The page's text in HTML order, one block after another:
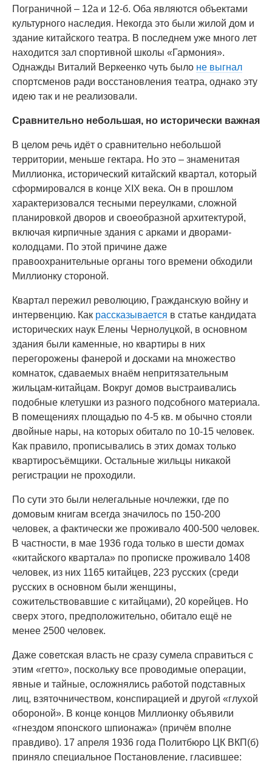
Пограничной – 12а и 12-б. Оба являются объектами
культурного наследия. Некогда это были жилой дом и
здание китайского театра. В последнем уже много лет
находится зал спортивной школы «Гармония».
Однажды Виталий Веркеенко чуть было не выгнал
спортсменов ради восстановления театра, однако эту
идею так и не реализовали.
Сравнительно небольшая, но исторически важная
В целом речь идёт о сравнительно небольшой
территории, меньше гектара. Но это – знаменитая
Миллионка, исторический китайский квартал, который
сформировался в конце XIX века. Он в прошлом
характеризовался тесными переулками, сложной
планировкой дворов и своеобразной архитектурой,
включая кирпичные здания с арками и дворами-
колодцами. По этой причине даже
правоохранительные органы того времени обходили
Миллионку стороной.
Квартал пережил революцию, Гражданскую войну и
интервенцию. Как рассказывается в статье кандидата
исторических наук Елены Чернолуцкой, в основном
здания были каменные, но квартиры в них
перегорожены фанерой и досками на множество
комнаток, сдаваемых внаём непритязательным
жильцам-китайцам. Вокруг домов выстраивались
подобные клетушки из разного подсобного материала.
В помещениях площадью по 4-5 кв. м обычно стояли
двойные нары, на которых обитало по 10-15 человек.
Как правило, прописывались в этих домах только
квартиросъёмщики. Остальные жильцы никакой
регистрации не проходили.
По сути это были нелегальные ночлежки, где по
домовым книгам всегда значилось по 150-200
человек, а фактически же проживало 400-500 человек.
В частности, в мае 1936 года только в шести домах
«китайского квартала» по прописке проживало 1408
человек, из них 1165 китайцев, 223 русских (среди
русских в основном были женщины,
сожительствовавшие с китайцами), 20 корейцев. Но
сверх этого, предположительно, обитало ещё не
менее 2500 человек.
Даже советская власть не сразу сумела справиться с
этим «гетто», поскольку все проводимые операции,
явные и тайные, осложнялись работой подставных
лиц, взяточничеством, конспирацией и другой «глухой
обороной». В конце концов Миллионку объявили
«гнездом японского шпионажа» (причём вполне
правдиво). 17 апреля 1936 года Политбюро ЦК ВКП(б)
приняло специальное Постановление, гласившее: